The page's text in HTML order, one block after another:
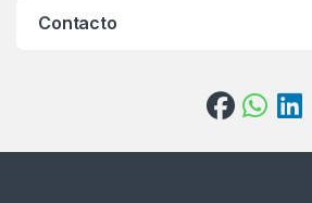
Contacto